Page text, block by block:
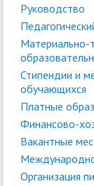
Руководство
Материально-
Стипендии и
обучающихся
Платные
Финансово-
Вакантные
Организация